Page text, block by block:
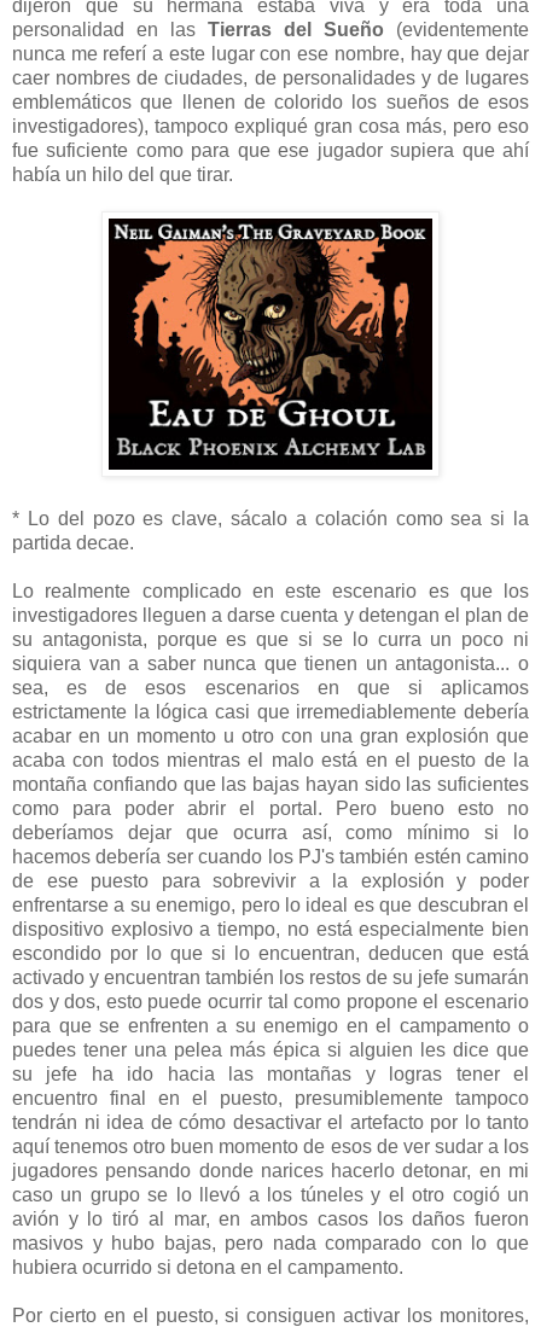
dijeron que su hermana estaba viva y era toda una
personalidad en las Tierras del Sueño (evidentemente
nunca me referí a este lugar con ese nombre, hay que dejar
caer nombres de ciudades, de personalidades y de lugares
emblemáticos que llenen de colorido los sueños de esos
investigadores), tampoco expliqué gran cosa más, pero eso
fue suficiente como para que ese jugador supiera que ahí
había un hilo del que tirar.
* Lo del pozo es clave, sácalo a colación como sea si la
partida decae.
Lo realmente complicado en este escenario es que los
investigadores lleguen a darse cuenta y detengan el plan de
su antagonista, porque es que si se lo curra un poco ni
siquiera van a saber nunca que tienen un antagonista... o
sea, es de esos escenarios en que si aplicamos
estrictamente la lógica casi que irremediablemente debería
acabar en un momento u otro con una gran explosión que
acaba con todos mientras el malo está en el puesto de la
montaña confiando que las bajas hayan sido las suficientes
como para poder abrir el portal. Pero bueno esto no
deberíamos dejar que ocurra así, como mínimo si lo
hacemos debería ser cuando los PJ's también estén camino
de ese puesto para sobrevivir a la explosión y poder
enfrentarse a su enemigo, pero lo ideal es que descubran el
dispositivo explosivo a tiempo, no está especialmente bien
escondido por lo que si lo encuentran, deducen que está
activado y encuentran también los restos de su jefe sumarán
dos y dos, esto puede ocurrir tal como propone el escenario
para que se enfrenten a su enemigo en el campamento o
puedes tener una pelea más épica si alguien les dice que
su jefe ha ido hacia las montañas y logras tener el
encuentro final en el puesto, presumiblemente tampoco
tendrán ni idea de cómo desactivar el artefacto por lo tanto
aquí tenemos otro buen momento de esos de ver sudar a los
jugadores pensando donde narices hacerlo detonar, en mi
caso un grupo se lo llevó a los túneles y el otro cogió un
avión y lo tiró al mar, en ambos casos los daños fueron
masivos y hubo bajas, pero nada comparado con lo que
hubiera ocurrido si detona en el campamento.
Por cierto en el puesto, si consiguen activar los monitores,